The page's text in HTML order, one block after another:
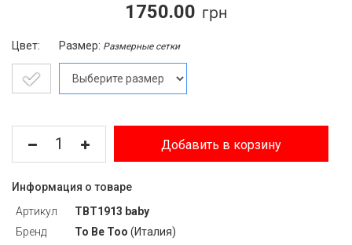
1750.00
Цвет: Размер: Размерные сетки
Добавить в корзину
Информация о товаре
Артикул
TBT1913 baby
Бренд
To Be Too (Италия)